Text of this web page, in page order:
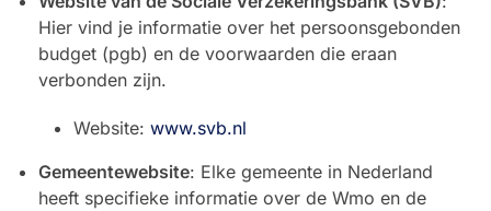
Hier vind je informatie over het persoonsgebonden
budget (pgb) en de voorwaarden die eraan
verbonden zijn.
Website: www.svb.nl
Gemeentewebsite: Elke gemeente in Nederland
heeft specifieke informatie over de Wmo en de